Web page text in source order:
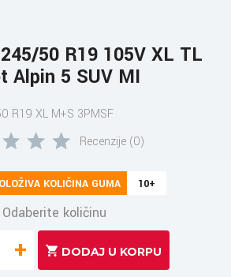
50 R19 105V XL TL
Alpin 5 SUV MI
R19 XL M+S 3PMSF
Recenzije (0)
KOLIČINA GUMA 10+
Odaberite količinu
+